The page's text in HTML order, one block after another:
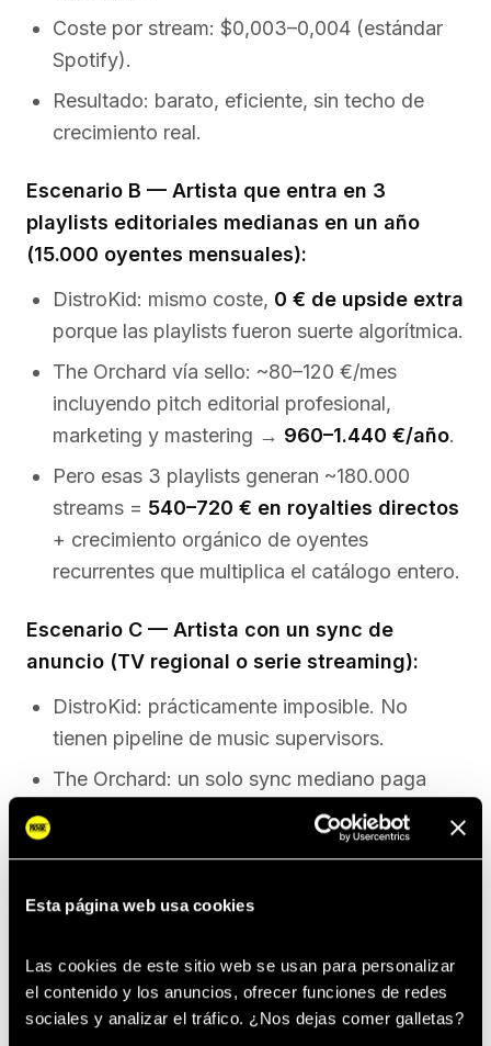
Esta página web usa cookies
Las cookies de este sitio web se usan para personalizar
el contenido y los anuncios, ofrecer funciones de redes
Coste por stream: $0,003–0,004 (estándar
Spotify).
Resultado: barato, eficiente, sin techo de
crecimiento real.
Escenario B — Artista que entra en 3
playlists editoriales medianas en un año
(15.000 oyentes mensuales):
DistroKid: mismo coste, 0 € de upside extra
porque las playlists fueron suerte algorítmica.
The Orchard vía sello: ~80–120 €/mes
incluyendo pitch editorial profesional,
marketing y mastering → 960–1.440 €/año.
Pero esas 3 playlists generan ~180.000
streams = 540–720 € en royalties directos
+ crecimiento orgánico de oyentes
recurrentes que multiplica el catálogo entero.
Escenario C — Artista con un sync de
anuncio (TV regional o serie streaming):
DistroKid: prácticamente imposible. No
tienen pipeline de music supervisors.
The Orchard: un solo sync mediano paga
y abre puerta a más. ROI
Conclusión sobre precio:
imbatible en coste de oportunidad. La
pregunta correcta no es "¿cuánto cuesta?" sino
"¿cuánto deja de ganar el artista por no